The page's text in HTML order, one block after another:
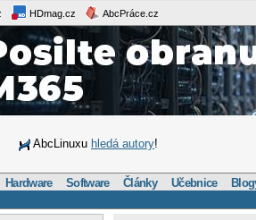
HDmag.cz AbcPráce.cz
AbcLinuxu hledá autory!
Hardware Software Články Učebnice